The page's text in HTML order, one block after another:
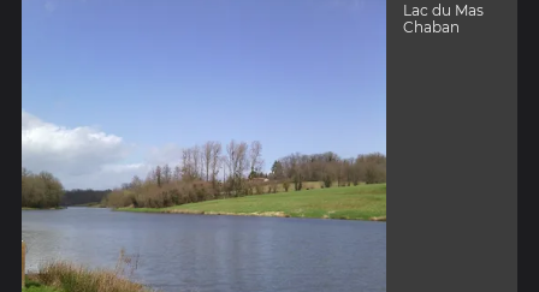
Lac du Mas
Chaban